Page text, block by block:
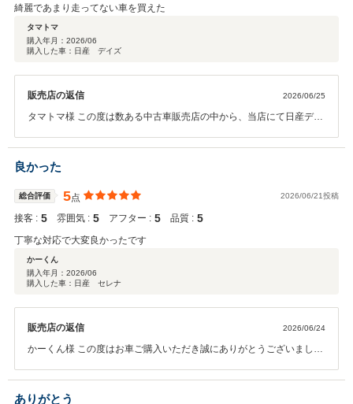
綺麗であまり走ってない車を買えた
タマトマ
購入年月： 2026/06
購入した車：日産 デイズ
販売店の返信 2026/06/25
タマトマ様 この度は数ある中古車販売店の中から、当店にて日産デイ
なる嬉しいクチコミのご投稿も重ねてお礼申し上げます。 「綺麗であ
まり走ってない車を買えた」とのことで、状態の良いお車をお届けで
お店の雰囲気にも最高評価をいただき、スタッフ一同大変感激してお
ります。 お車の納車がゴールではなく、ここからがタマトマ様の快適
なカーライフへのスタートです。今後も点検や車検、何かお困りごと
がございましたら、いつでもお気軽に西条店へお立ち寄りください
す！
良かった
総合評価 5点 2026/06/21投稿
接客 : 5 雰囲気 : 5 アフター : 5 品質 : 5
丁寧な対応で大変良かったです
かーくん
購入年月： 2026/06
購入した車：日産 セレナ
販売店の返信 2026/06/24
かーくん様 この度はお車ご購入いただき誠にありがとうございまし
も末永いお付き合いを何卒宜しくお願い致します。
ありがとう